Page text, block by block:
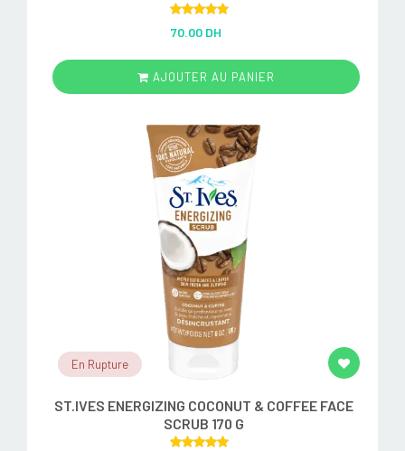
out of 5
70.00 DH
AJOUTER AU PANIER
En Rupture
ST.IVES ENERGIZING COCONUT & COFFEE FACE
SCRUB 170 G